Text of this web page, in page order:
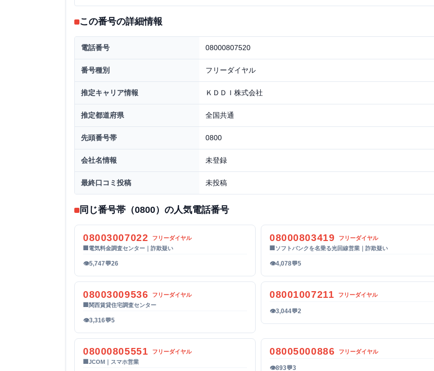
この番号の詳細情報
電話番号 08000807520
番号種別 フリーダイヤル
推定キャリア情報 ＫＤＤＩ株式会社
推定都道府県 全国共通
先頭番号帯 0800
会社名情報 未登録
最終口コミ投稿 未投稿
同じ番号帯（0800）の人気電話番号
08003007022
フリーダイヤル
電気料金調査センター｜詐欺疑い
👁5,747💬26
08000803419
フリーダイヤル
ソフトバンクを名乗る光回線営業｜詐欺疑い
👁4,078💬5
08003009536
フリーダイヤル
関西賃貸住宅調査センター
👁3,316💬5
08001007211 フリーダイヤル
👁3,044💬2
08000805551
フリーダイヤル
JCOM｜スマホ営業
08005000886 フリーダイヤル
👁893💬3